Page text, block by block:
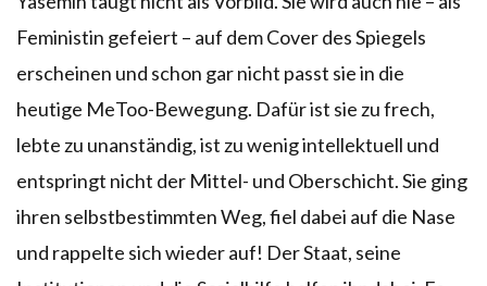
Feministin gefeiert – auf dem Cover des Spiegels
erscheinen und schon gar nicht passt sie in die
heutige MeToo-Bewegung. Dafür ist sie zu frech,
lebte zu unanständig, ist zu wenig intellektuell und
entspringt nicht der Mittel- und Oberschicht. Sie ging
ihren selbstbestimmten Weg, fiel dabei auf die Nase
und rappelte sich wieder auf! Der Staat, seine